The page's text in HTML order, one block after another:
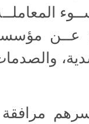
عــن